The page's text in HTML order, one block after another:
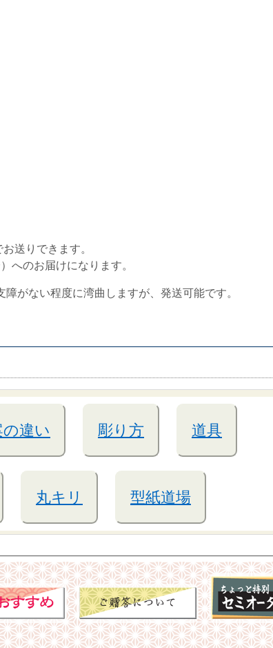
お送りできます。
へのお届けになります。
がない程度に湾曲しますが、発送可能です。
違い 彫り方 道具
丸キリ 型紙道場